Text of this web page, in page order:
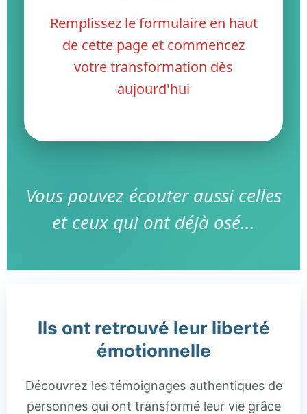
Remplissez le formulaire en haut
de cette page et commencez
votre transformation dès
aujourd'hui
Vous pouvez écouter aussi celles
et ceux qui ont déjà osé...
Ils ont retrouvé leur liberté
émotionnelle
Découvrez les témoignages authentiques de
personnes qui ont transformé leur vie grâce